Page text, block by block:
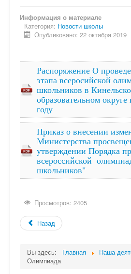
Главная
Cведения об образовательной
Наша деятельность
Центр "Точка роста"
Цифровая образовательная
Родителям
Противодействие коррупции
Дорожная безопасность
Информационная безопасность
Виртуальный музей
Дистанционный режим обучения
Школьный спортивный клуб
Всероссийские проверочные
Информация о материале
Категория: Новости школы
Опубликовано: 22 октября 2019
Распоряжение О
этапа всеросийской
школьников в
образовательном
году
Приказ о внесении
Министерства
утверждении Порядка
всероссийской
школьников"
Просмотров: 2405
Назад
Вы здесь: Главная
Наша
Олимпиада